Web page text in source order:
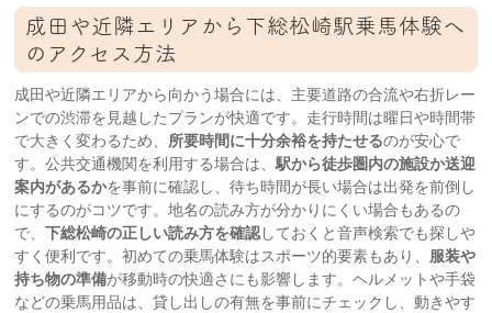
成田や近隣エリアから下総松崎駅乗馬体験へ
のアクセス方法
成田や近隣エリアから向かう場合には、主要道路の合流や右折レー
ンでの渋滞を見越したプランが快適です。走行時間は曜日や時間帯
で大きく変わるため、 所要時間に十分余裕を持たせるのが安心で
す。公共交通機関を利用する場合は、駅から徒歩圏内の施設か送迎
案内があるかを事前に確認し、待ち時間が長い場合は出発を前倒し
にするのがコツです。地名の読み方が分かりにくい場合もあるの
で、下総松崎の正しい読み方を確認しておくと音声検索でも探しや
すく便利です。初めての乗馬体験はスポーツ的要素もあり、 服装や
持ち物の準備が移動時の快適さにも影響します。ヘルメットや手袋
などの乗馬用品は、貸し出しの有無を事前にチェックし、動きやす